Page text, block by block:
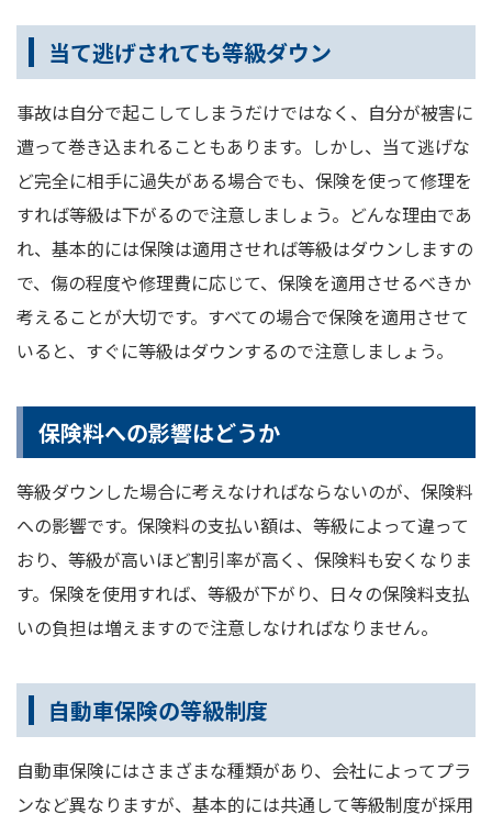
当て逃げされても等級ダウン
事故は自分で起こしてしまうだけではなく、自分が被害に
遭って巻き込まれることもあります。しかし、当て逃げな
ど完全に相手に過失がある場合でも、保険を使って修理を
すれば等級は下がるので注意しましょう。どんな理由であ
れ、基本的には保険は適用させれば等級はダウンしますの
で、傷の程度や修理費に応じて、保険を適用させるべきか
考えることが大切です。すべての場合で保険を適用させて
いると、すぐに等級はダウンするので注意しましょう。
保険料への影響はどうか
等級ダウンした場合に考えなければならないのが、保険料
への影響です。保険料の支払い額は、等級によって違って
おり、等級が高いほど割引率が高く、保険料も安くなりま
す。保険を使用すれば、等級が下がり、日々の保険料支払
いの負担は増えますので注意しなければなりません。
自動車保険の等級制度
自動車保険にはさまざまな種類があり、会社によってプラ
ンなど異なりますが、基本的には共通して等級制度が採用